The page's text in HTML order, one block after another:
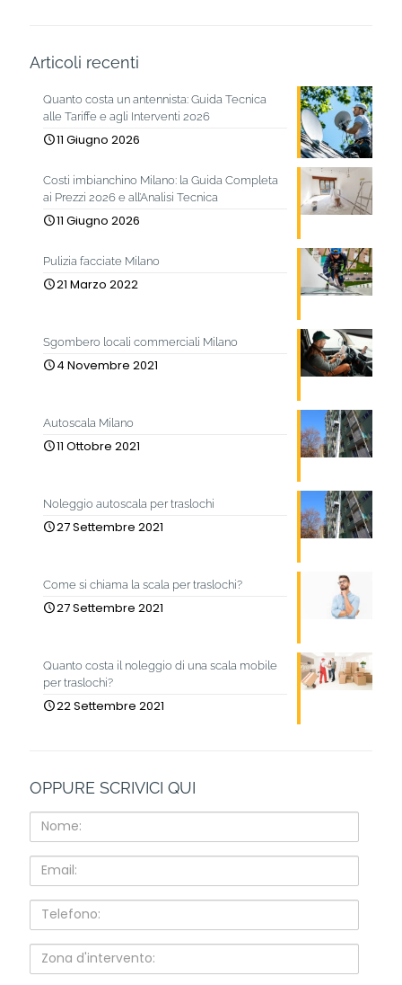
Articoli recenti
Quanto costa un antennista: Guida Tecnica
alle Tariffe e agli Interventi 2026
11 Giugno 2026
Costi imbianchino Milano: la Guida Completa
ai Prezzi 2026 e all’Analisi Tecnica
11 Giugno 2026
Pulizia facciate Milano
21 Marzo 2022
Sgombero locali commerciali Milano
4 Novembre 2021
Autoscala Milano
11 Ottobre 2021
Noleggio autoscala per traslochi
27 Settembre 2021
Come si chiama la scala per traslochi?
27 Settembre 2021
Quanto costa il noleggio di una scala mobile
per traslochi?
22 Settembre 2021
OPPURE SCRIVICI QUI
Nome:
Email:
Telefono:
Zona
d'intervento: